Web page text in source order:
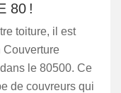
80 !
toiture, il est
Couverture
le 80500. Ce
de couvreurs qui